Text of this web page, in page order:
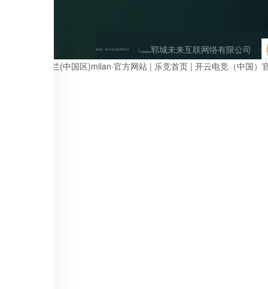
备案号： 鲁ICP备10207878号-47
Copyright@郓城未来互联网络有限公司
米兰(中国区)milan·官方网站 | 乐竞首页 | 开云电竞（中国）